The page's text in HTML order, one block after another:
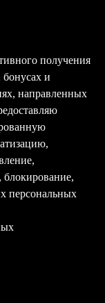
получения
и
направленных
блокирование,
персональных